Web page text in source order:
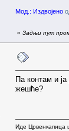
Мод.: Издвојено
« Задњи пут
Па контам и
жешће?
Иде Црвенкапица